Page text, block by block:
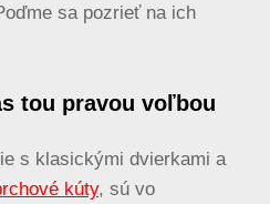
sa pozrieť na ich
tou pravou voľbou
s klasickými dvierkami a
kúty, sú vo